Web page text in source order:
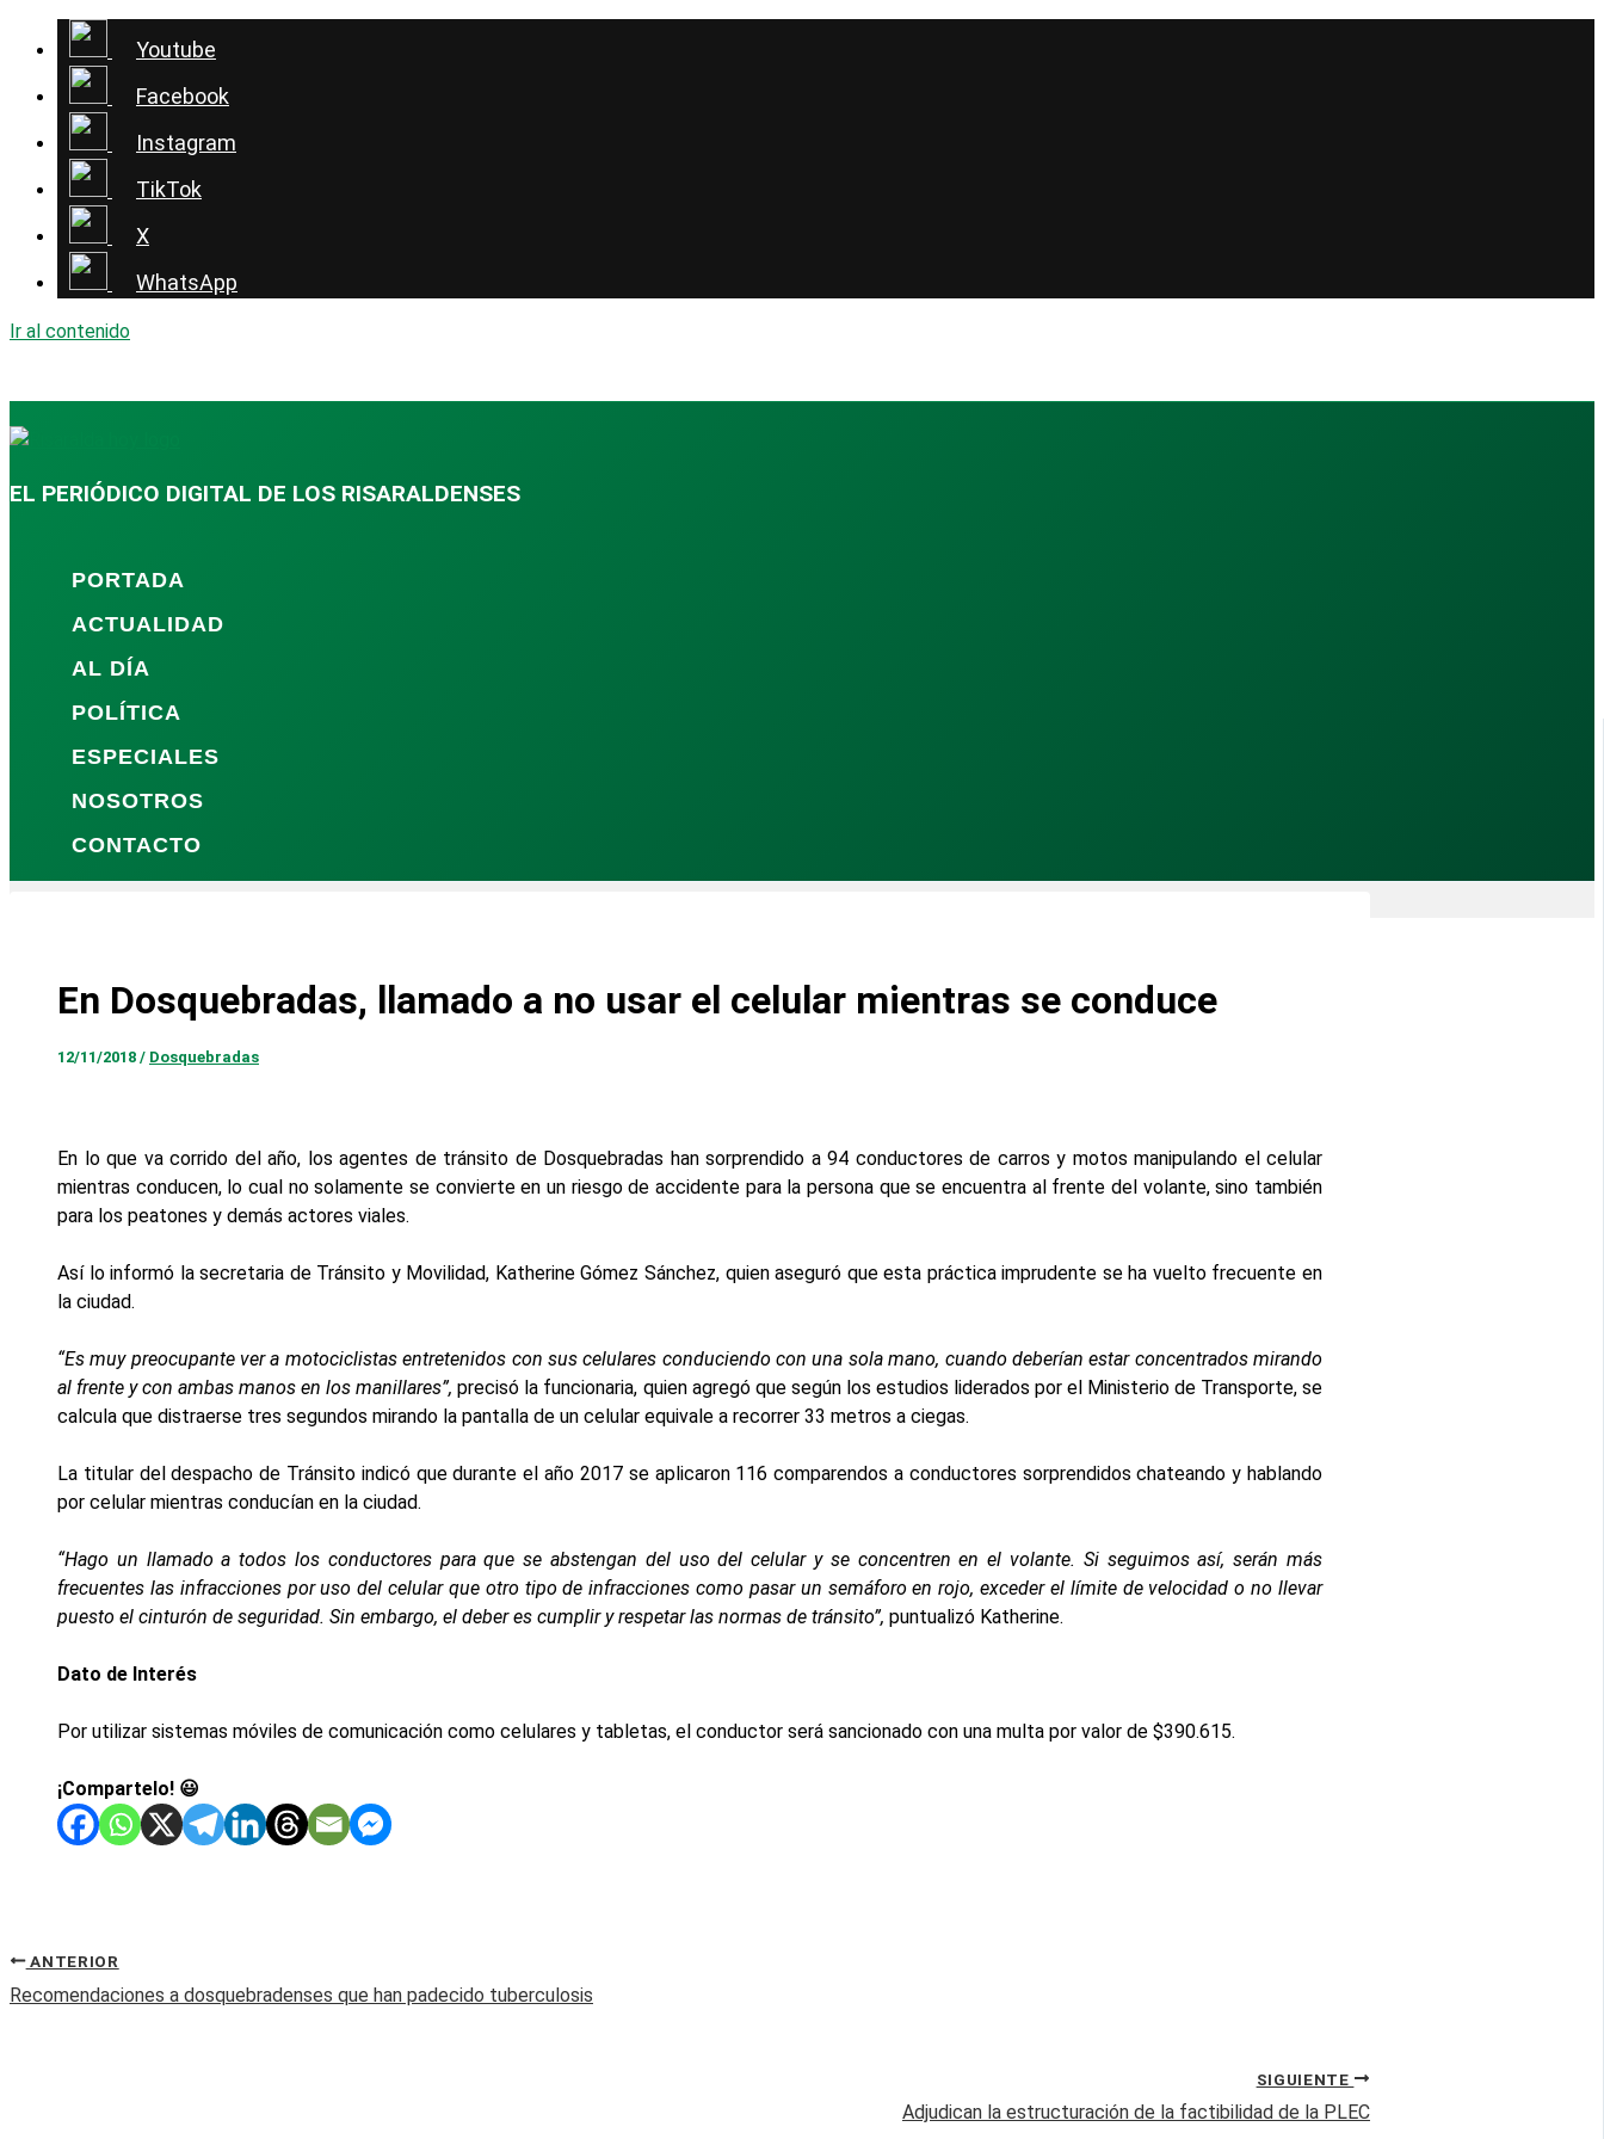
Youtube
Facebook
Instagram
TikTok
X
WhatsApp
Ir al contenido
EL PERIÓDICO DIGITAL DE LOS RISARALDENSES
PORTADA
ACTUALIDAD
AL DÍA
POLÍTICA
ESPECIALES
NOSOTROS
CONTACTO
En Dosquebradas, llamado a no usar el celular mientras se conduce
12/11/2018 / Dosquebradas
En lo que va corrido del año, los agentes de tránsito de Dosquebradas han sorprendido a 94 conductores de carros y motos manipulando el celular
mientras conducen, lo cual no solamente se convierte en un riesgo de accidente para la persona que se encuentra al frente del volante, sino también
para los peatones y demás actores viales.
Así lo informó la secretaria de Tránsito y Movilidad, Katherine Gómez Sánchez, quien aseguró que esta práctica imprudente se ha vuelto frecuente en
la ciudad.
“Es muy preocupante ver a motociclistas entretenidos con sus celulares conduciendo con una sola mano, cuando deberían estar concentrados mirando
al frente y con ambas manos en los manillares”,precisó la funcionaria, quien agregó que según los estudios liderados por el Ministerio de Transporte, se
calcula que distraerse tres segundos mirando la pantalla de un celular equivale a recorrer 33 metros a ciegas.
La titular del despacho de Tránsito indicó que durante el año 2017 se aplicaron 116 comparendos a conductores sorprendidos chateando y hablando
por celular mientras conducían en la ciudad.
“Hago un llamado a todos los conductores para que se abstengan del uso del celular y se concentren en el volante. Si seguimos así, serán más
frecuentes las infracciones por uso del celular que otro tipo de infracciones como pasar un semáforo en rojo, exceder el límite de velocidad o no llevar
puesto el cinturón de seguridad. Sin embargo, el deber es cumplir y respetar las normas de tránsito”, puntualizó Katherine.
Dato de Interés
Por utilizar sistemas móviles de comunicación como celulares y tabletas, el conductor será sancionado con una multa por valor de $390.615.
¡Compartelo! 😃
ANTERIOR
Recomendaciones a dosquebradenses que han padecido tuberculosis
SIGUIENTE
Adjudican la estructuración de la factibilidad de la PLEC